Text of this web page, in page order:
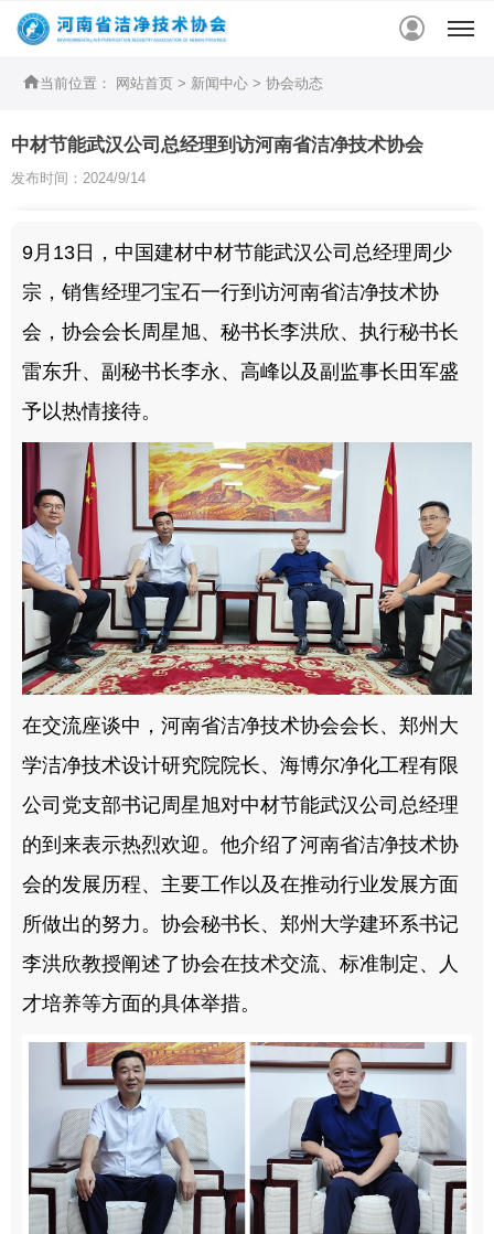

当前位置： 网站首页 > 新闻中心 > 协会动态
中材节能武汉公司总经理到访河南省洁净技术协会
发布时间：2024/9/14
9月13日，中国建材中材节能武汉公司总经理周少
宗，销售经理刁宝石一行到访河南省洁净技术协
会，协会会长周星旭、秘书长李洪欣、执行秘书长
雷东升、副秘书长李永、高峰以及副监事长田军盛
予以热情接待。
在交流座谈中，河南省洁净技术协会会长、郑州大
学洁净技术设计研究院院长、海博尔净化工程有限
公司党支部书记周星旭对中材节能武汉公司总经理
的到来表示热烈欢迎。他介绍了河南省洁净技术协
会的发展历程、主要工作以及在推动行业发展方面
所做出的努力。协会秘书长、郑州大学建环系书记
李洪欣教授阐述了协会在技术交流、标准制定、人
才培养等方面的具体举措。